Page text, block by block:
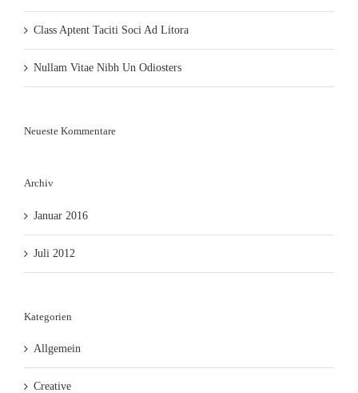
Class Aptent Taciti Soci Ad Litora
Nullam Vitae Nibh Un Odiosters
Neueste Kommentare
Archiv
Januar 2016
Juli 2012
Kategorien
Allgemein
Creative